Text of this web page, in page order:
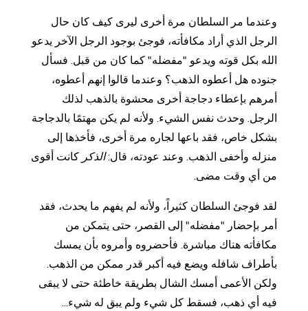
وعندما مر السلطان مرة أخرى ليرى كيف كان حال
الرجل الذي أراد مكافأته، فوجئ بوجود الرجل الآخر يدعو
الله بكل قوته ويدعو "مفضله" كما كان من قبل. فسأل
جنوده هل أعطوه الذهب؟ وعندما قالوا إنهم أعطوه،
أمرهم بإعطاء دجاجة أخرى محشوة بالذهب لذلك
الرجل. وحدث نفس الشيء. ولأنه لم يكن مهتمًا بالدجاجة
بشكل خاص، فقد باعها لجاره مرة أخرى، فأخذها إلى
منزله وأخفى الذهب. وعند عودته، قال:الذكر كانت أقوى
من أي وقت مضى.
لقد فوجئ السلطان كثيراً، ولأنه لم يفهم ما يحدث، فقد
أمر بإحضار "مفضله" إلى القصر، حتى يتمكن من
مكافأته هناك مباشرة. فأحضروه وأمروه بأن يمسك
بأطراف شافله ويضع فيه أكبر قدر ممكن من الذهب.
ولكن الأعمى أمسك الشال بطريقة خاطئة حتى لا يبقى
فيه أي ذهب، فسقط كل شيء ولم يبق له شيء...